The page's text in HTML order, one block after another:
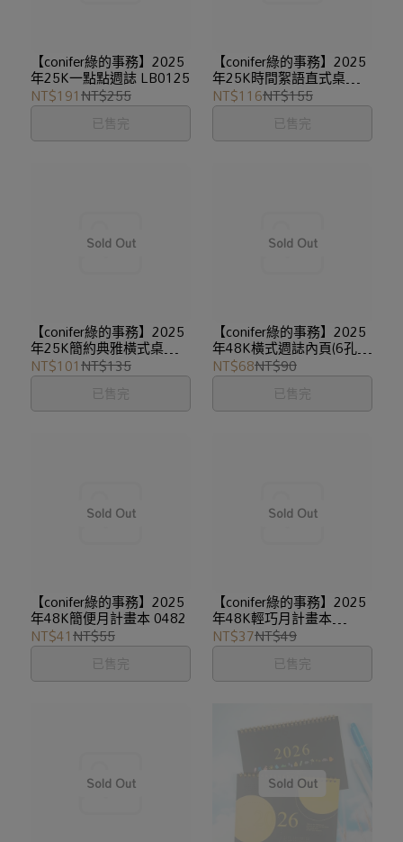
【conifer綠的事務】2025
年25K一點點週誌 LB0125
NT$191NT$255
已售完
【conifer綠的事務】2025
年25K時間絮語直式桌曆
0625
NT$116NT$155
已售完
【conifer綠的事務】2025
年25K簡約典雅橫式桌曆
0625
NT$101NT$135
已售完
【conifer綠的事務】2025
年48K橫式週誌內頁(6孔)
7548
NT$68NT$90
已售完
【conifer綠的事務】2025
年48K簡便月計畫本 0482
NT$41NT$55
已售完
【conifer綠的事務】2025
年48K輕巧月計畫本
SCD0148
NT$37NT$49
已售完